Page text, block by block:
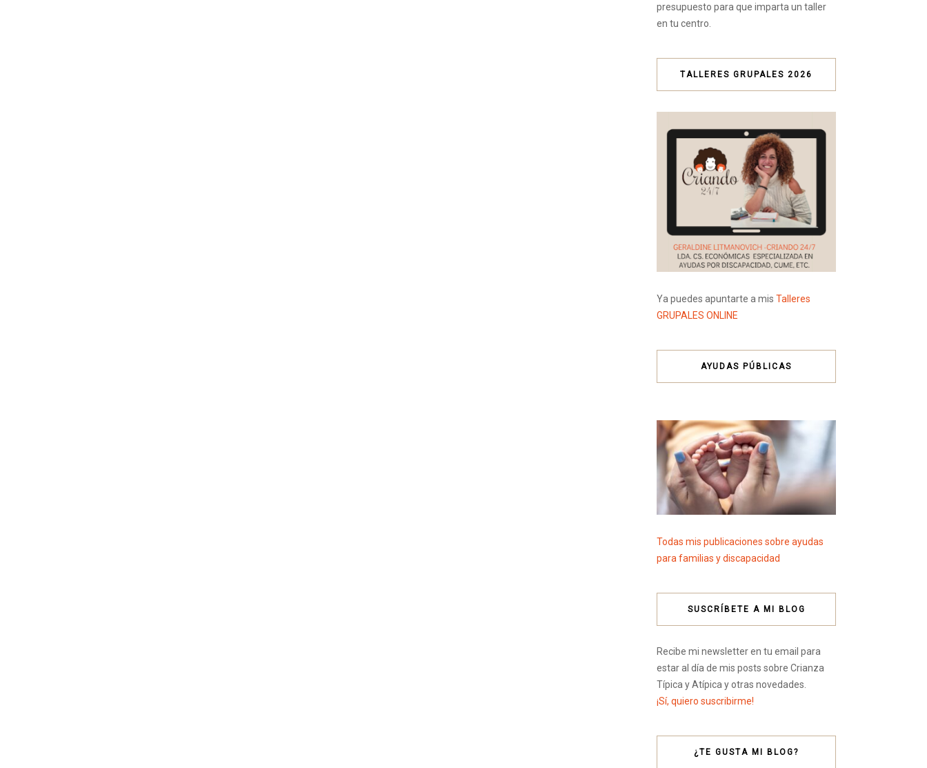
presupuesto para que imparta un taller
en tu centro.
TALLERES GRUPALES 2026
Ya puedes apuntarte a mis Talleres
GRUPALES ONLINE
AYUDAS PÚBLICAS
Todas mis publicaciones sobre ayudas
para familias y discapacidad
SUSCRÍBETE A MI BLOG
Recibe mi newsletter en tu email para
estar al día de mis posts sobre Crianza
Típica y Atípica y otras novedades.
¡Sí, quiero suscribirme!
¿TE GUSTA MI BLOG?